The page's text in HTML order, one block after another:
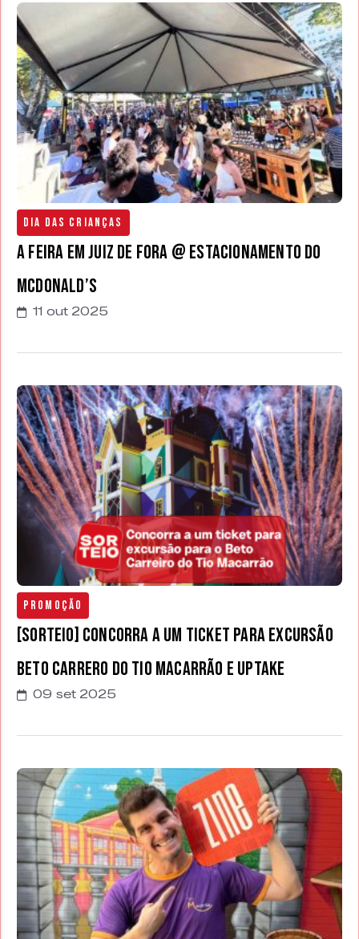
Dia das Crianças
A Feira em Juiz de Fora @ estacionamento do
McDonald’s
11 out 2025
Promoção
[SORTEIO] Concorra a um ticket para Excursão
Beto Carrero do Tio Macarrão e Uptake
09 set 2025